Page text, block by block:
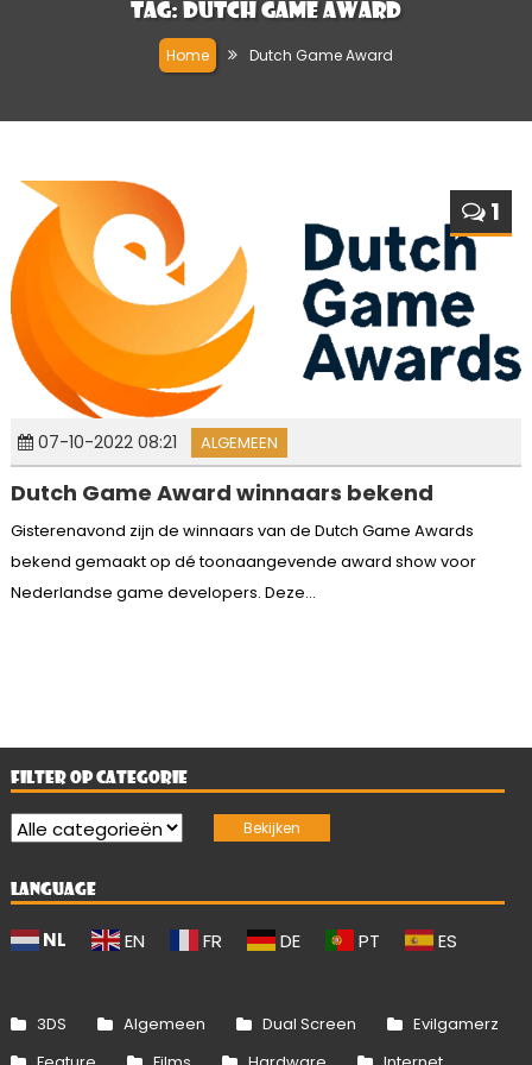
Tag: Dutch Game Award
Home Dutch Game Award
1
07-10-2022 08:21 ALGEMEEN
Dutch Game Award winnaars bekend
Gisterenavond zijn de winnaars van de Dutch Game Awards
bekend gemaakt op dé toonaangevende award show voor
Nederlandse game developers. Deze...
FILTER OP CATEGORIE
LANGUAGE
NL EN FR DE PT ES
3DS Algemeen Dual Screen
Evilgamerz